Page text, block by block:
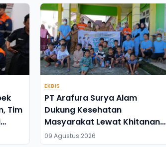
Tim
EKBIS
PT Arafura Surya Alam
Dukung Kesehatan
Masyarakat Lewat Khitanan
Massal di Kotabunan
09 Agustus 2026